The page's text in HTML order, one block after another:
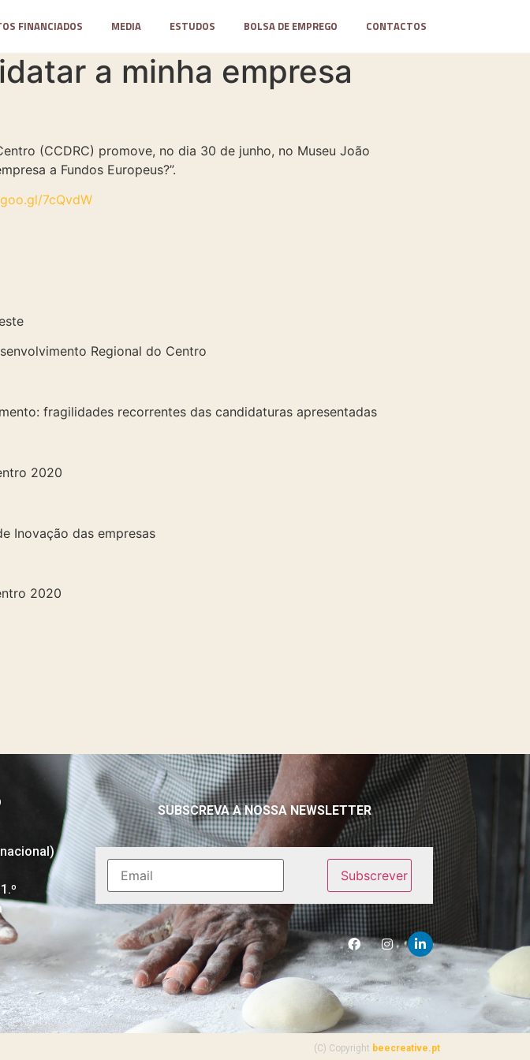
FINANCIADOS MEDIA ESTUDOS BOLSA DE EMPREGO CONTACTOS
a minha empresa
(CCDRC) promove, no dia 30 de junho, no Museu João
a Fundos Europeus?”.
7cQvdW
Regional do Centro
fragilidades recorrentes das candidaturas apresentadas
2020
Inovação das empresas
2020
SUBSCREVA A NOSSA NEWSLETTER
(C) Copyright beecreative.pt